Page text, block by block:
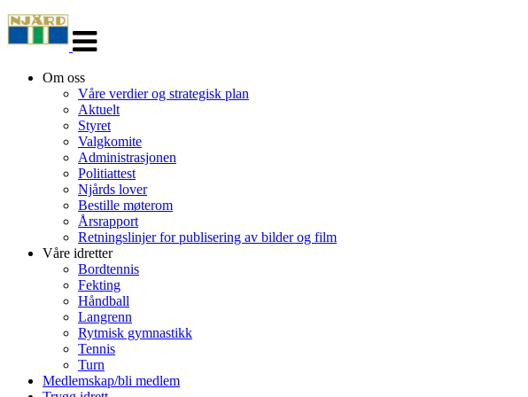
navigasjon
Om oss
Våre verdier og strategisk plan
Aktuelt
Styret
Valgkomite
Administrasjonen
Politiattest
Njårds lover
Bestille møterom
Årsrapport
Retningslinjer for publisering av bilder og film
Våre idretter
Bordtennis
Fekting
Håndball
Langrenn
Rytmisk gymnastikk
Tennis
Turn
Medlemskap/bli medlem